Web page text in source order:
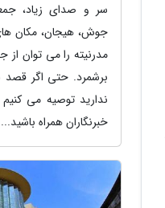
سر و صدای زیاد،
جوش، هیجان، مکان
مدرنیته را می توان
برشمرد. حتی اگر قصد
ندارید توصیه می
خبرنگاران همراه باشید...